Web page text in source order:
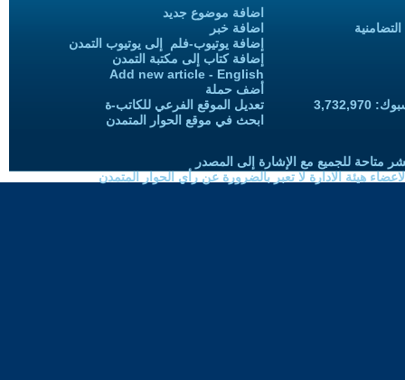
اضافة موضوع جديد
اضافة خبر
إضافة يوتيوب-فلم إلى يوتيوب التمدن
إضافة كتاب إلى مكتبة التمدن
Add new article - English
أضف حملة
تعديل الموقع الفرعي للكاتب-ة
ابحث في موقع الحوار المتمدن
متاحة للجميع مع الإشارة إلى المصدر
هيئة الادارة لا تعبر بالضرورة عن رأي الحوار المتمدن